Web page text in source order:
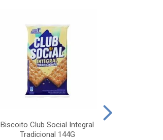
Biscoito Club Social Integral
Tradicional 144G